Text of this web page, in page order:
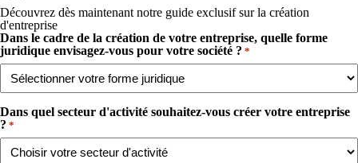
Découvrez dès maintenant notre guide exclusif sur la création
d'entreprise
Dans le cadre de la création de votre entreprise, quelle forme
juridique envisagez-vous pour votre société ? *
Dans quel secteur d'activité souhaitez-vous créer votre entreprise
?​ *